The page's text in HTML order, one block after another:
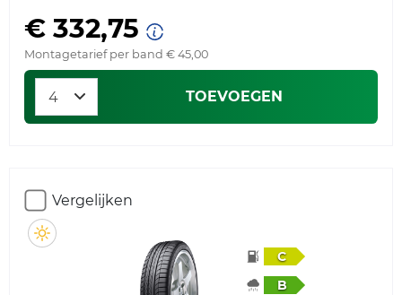
€ 332,75
Montagetarief per band € 45,00
TOEVOEGEN
Vergelijken
C
B